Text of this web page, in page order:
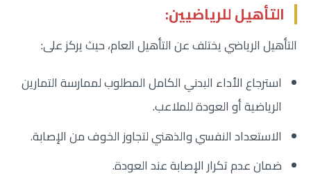
التأهيل للرياضيين:
التأهيل الرياضي يختلف عن التأهيل العام، حيث يركز على:
استرجاع الأداء البدني الكامل المطلوب لممارسة التمارين
الرياضية أو العودة للملاعب.
الاستعداد النفسي والذهني لتجاوز الخوف من الإصابة.
ضمان عدم تكرار الإصابة عند العودة.